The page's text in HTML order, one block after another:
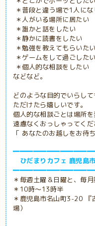
＊普段と違う場で1人にな
＊人がいる場所に居たい
＊誰かと話をしたい
＊静かに読書をしたい
＊勉強を教えてもらいたい
＊ゲームをして過ごしたい
＊個人的な相談をしたい
などなど。
どのような目的でいらし
ただけたら嬉しいです。
個人的な相談ごとは場所
遠慮なくおっしゃってくだ
「 あなたのお越しをお待
ひだまりカフェ 鹿児島
＊毎週土曜＆日曜と、毎
＊10時～13時半
＊鹿児島市名山町3-20 『
場）